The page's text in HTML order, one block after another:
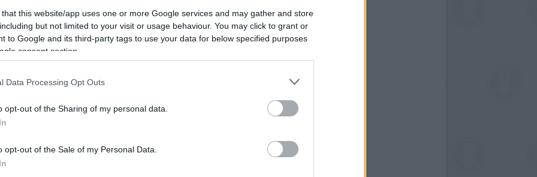
that this website/app uses one or more Google services and may gather and store
but not limited to your visit or usage behaviour. You may click to grant or
to Google and its third-party tags to use your data for below specified purposes
consent section.
Data Processing Opt Outs
opt-out of the Sharing of my personal data.
opt-out of the Sale of my Personal Data.
visszatekintünk, nehéz elhinni, hogy a
az átmúlatott éjszakákról íródott nyers
a produktuma, mint aTranquility Base Hotel +
ember nem írhat ugyanarról ugyanolyan zenét
hamar unalmassá válna, másrészt mert nem
gazdag Alexnek arról dalolnia, hogy milyen
(Valószínűleg évek óta nem is történt vele
hát mit kapott annak idején egy